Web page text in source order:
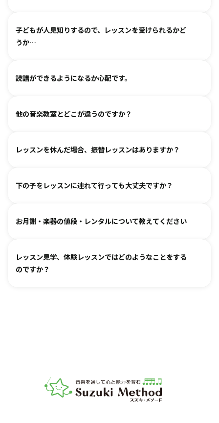
（楽器のレッスンを始める前の0〜3歳児コースは全国に約15
箇所ございます。）
基本は個人レッスンで、一人一人に合わせて指導しておりま
す。楽器に触れるのが初めてのお子様・ご家庭でも基礎から
グループレッスンやイベントなど、楽しくご参加いただける
る、というお声も多くいただいております。
子どもが人見知りするので、レッスンを受けられるかど
うか…
各指導者がお子様の個性に合わせて、安心して音楽を楽しん
ご覧いただき、徐々に慣れていただくのがおすすめです。お
読譜ができるようになるか心配です。
各指導者がお子様の様子を見ながら工夫をして指導していま
どを通して楽しみながら自然に読譜に慣れていきます。
他の音楽教室とどこが違うのですか？
言葉を身につけるのと同じように、まずはたくさん聴いて、
ァルトなどの名曲を弾けるようになります。指導者は 養成課
レッスンを休んだ場合、振替レッスンはありますか？
教室ごとに時間割を組んでおりますので、各教室までご相談
オンラインレッスン対応が可能な教室もございます。
下の子をレッスンに連れて行っても大丈夫ですか？
どうぞお連れください。まずはレッスン見学にお越しいただ
お月謝・楽器の値段・レンタルについて教えてください
お月謝は教室により異なります。教室情報ページ をご参照く
ださい。
レッスン見学、体験レッスンではどのようなことをする
のですか？
音楽教室スズキ・メソード | 公益社団法人才能教育研究